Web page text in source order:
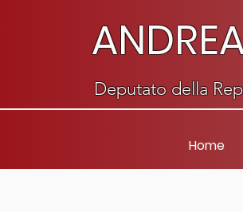
Deputato della
Home